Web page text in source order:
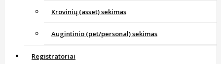
Krovinių (asset) sekimas
Augintinio (pet/personal) sekimas
Registratoriai